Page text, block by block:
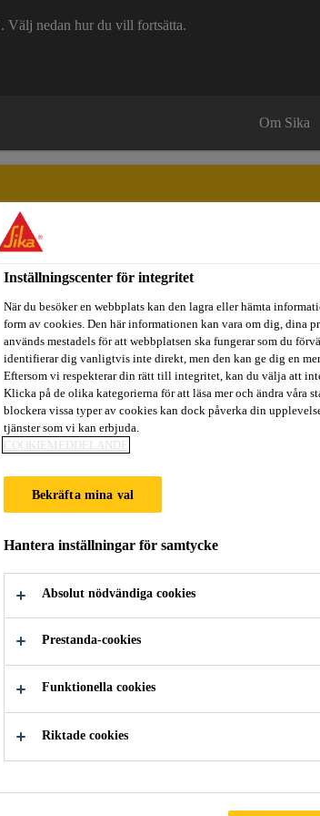
nedan hur du vill fortsätta.
Om Sika
Keminjektering Sika® Injection AC-20
Sika®
Accelerator för Sika®
Sika® Injection AC-20 är en
injekteringshartserna Sika®
Sika® Injection-AC20 kan
Särskilt lämplig för användning
+10°C)
PRODUKTDATABLAD
Inställningscenter för integritet
När du besöker en webbplats kan den lagra eller hämta
form av cookies. Den här informationen kan vara om dig, dina
används mestadels för att webbplatsen ska fungerar som du
identifierar dig vanligtvis inte direkt, men den kan ge dig en
Eftersom vi respekterar din rätt till integritet, kan du välja att
Klicka på de olika kategorierna för att läsa mer och ändra våra
blockera vissa typer av cookies kan dock påverka din
tjänster som vi kan erbjuda.
COOKIEMEDDELANDE
Bekräfta mina val
Hantera inställningar för samtycke
Absolut nödvändiga cookies
Prestanda-cookies
Funktionella cookies
Riktade cookies